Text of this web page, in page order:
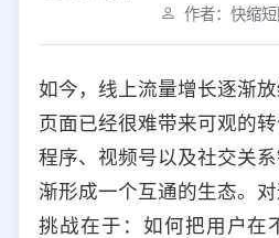
选择防红平台类型，避免链接被拦截
平台设置
iOS Android PC
选择允许访问的平台类型
作者：快缩
如今，线上流量增长逐渐
页面已经很难带来可观的
程序、视频号以及社交关
渐形成一个互通的生态。
挑战在于：如何把用户在